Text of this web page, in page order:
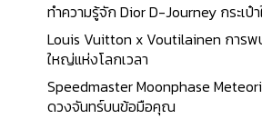
ทำความรู้จัก Dior D-Journey กระเป๋
Louis Vuitton x Voutilainen การ
ใหญ่แห่งโลกเวลา
Speedmaster Moonphase
ดวงจันทร์บนข้อมือคุณ